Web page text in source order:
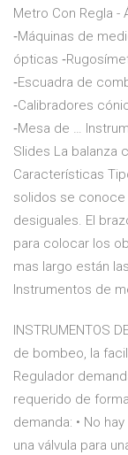
Metro Con Regla -
‐Máquinas de
ópticas
‐Escuadra de
‐Calibradores
‐Mesa de …
Slides La balanza
Características
solidos se
desiguales. El
para colocar los
mas largo están
Instrumentos de
INSTRUMENTOS
de bombeo, la
Regulador
requerido de
demanda: • No
una válvula para